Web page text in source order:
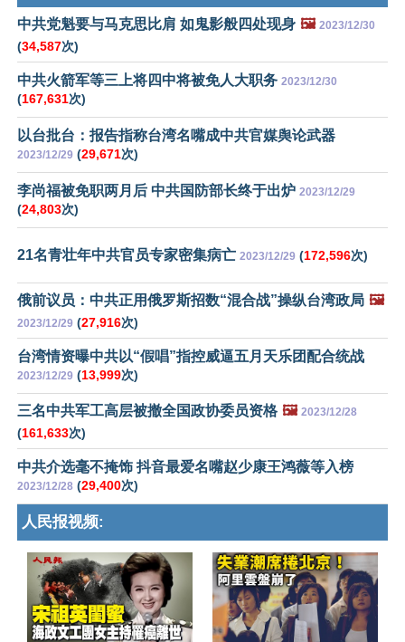
中共党魁要与马克思比肩 如鬼影般四处现身 🖼️ 2023/12/30
(34,587次)
中共火箭军等三上将四中将被免人大职务 2023/12/30
(167,631次)
以台批台：报告指称台湾名嘴成中共官媒舆论武器
2023/12/29 (29,671次)
李尚福被免职两月后 中共国防部长终于出炉 2023/12/29
(24,803次)
21名青壮年中共官员专家密集病亡 2023/12/29 (172,596次)
俄前议员：中共正用俄罗斯招数“混合战”操纵台湾政局 🖼️
2023/12/29 (27,916次)
台湾情资曝中共以“假唱”指控威逼五月天乐团配合统战
2023/12/29 (13,999次)
三名中共军工高层被撤全国政协委员资格 🖼️ 2023/12/28
(161,633次)
中共介选毫不掩饰 抖音最爱名嘴赵少康王鸿薇等入榜
2023/12/28 (29,400次)
人民报视频: